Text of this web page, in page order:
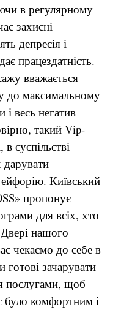
в регулярному
захисні
депресія і
працездатність.
вважається
до максимальному
весь негатив
такий Vip-
суспільстві
дарувати
Київський
пропонує
для всіх, хто
нашого
чекаємо до себе в
готові зачарувати
послугами, щоб
було комфортним і